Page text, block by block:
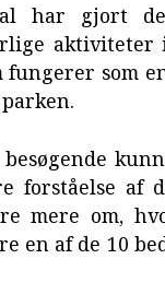
har gjort
fungerer som
forståelse af
mere om,
en af de 10